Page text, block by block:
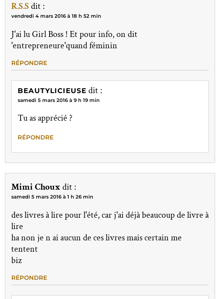
R.S.S dit :
vendredi 4 mars 2016 à 18 h 52 min
J'ai lu Girl Boss ! Et pour info, on dit
'entrepreneure'quand féminin
RÉPONDRE
BEAUTYLICIEUSE dit :
samedi 5 mars 2016 à 9 h 19 min
Tu as apprécié ?
RÉPONDRE
Mimi Choux dit :
samedi 5 mars 2016 à 1 h 26 min
des livres à lire pour l'été, car j'ai déjà beaucoup de livre à
lire
ha non je n ai aucun de ces livres mais certain me
tentent
biz
RÉPONDRE